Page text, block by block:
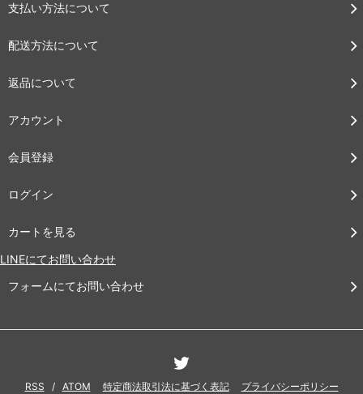
支払い方法について
配送方法について
返品について
アカウント
会員登録
ログイン
カートを見る
LINEにてお問い合わせ
フォームにてお問い合わせ
RSS / ATOM 特定商法取引法に基づく表記 プライバシーポリシー